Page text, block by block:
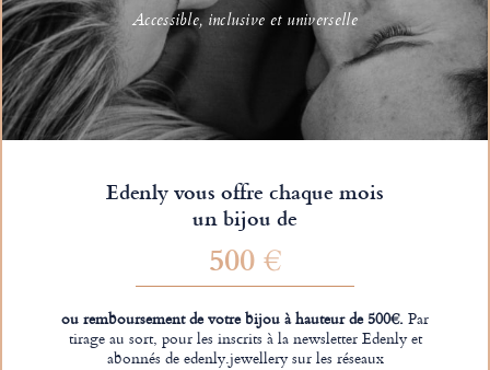
Accessible, inclusive et universelle
Edenly vous offre chaque mois
un bijou de
500 €
ou remboursement de votre bijou à hauteur de 500€.Par
tirage au sort, pour les inscrits à la newsletter Edenly et
abonnés de edenly.jewellery sur les réseaux